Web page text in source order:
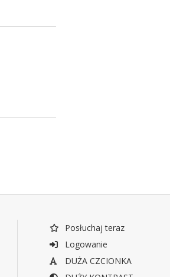
Posłuchaj teraz
Logowanie
DUŻA CZCIONKA